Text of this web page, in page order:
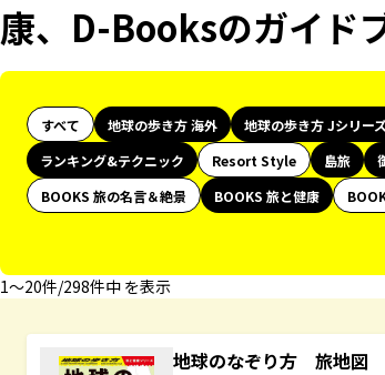
康、D-Booksのガイド
すべて 地球の歩き方 海外 地球の歩き方 Jシリーズ
ランキング&テクニック
Resort Style 島旅
BOOKS 旅の名言＆絶景
BOOKS 旅と健康
1〜20件/298件中 を表示
地球のなぞり方 旅地図